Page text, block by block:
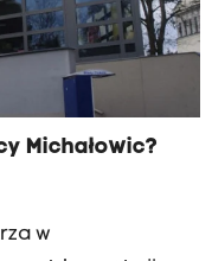
Michałowic?
w